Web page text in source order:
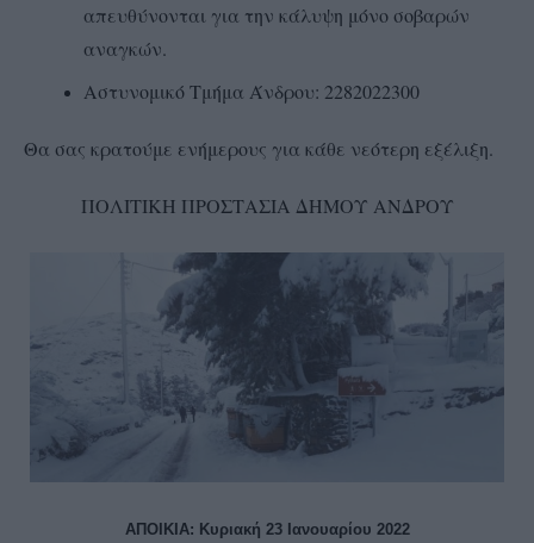
απευθύνονται για την κάλυψη μόνο σοβαρών
αναγκών.
Αστυνομικό Τμήμα Άνδρου: 2282022300
Θα σας κρατούμε ενήμερους για κάθε νεότερη εξέλιξη.
ΠΟΛΙΤΙΚΗ ΠΡΟΣΤΑΣΙΑ ΔΗΜΟΥ ΑΝΔΡΟΥ
ΑΠΟΙΚΙΑ: Κυριακή 23 Ιανουαρίου 2022